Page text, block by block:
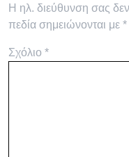
Η ηλ. διεύθυνση σας
πεδία σημειώνονται με *
Σχόλιο *